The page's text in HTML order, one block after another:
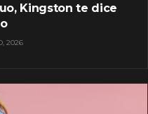
Kingston te dice
2026